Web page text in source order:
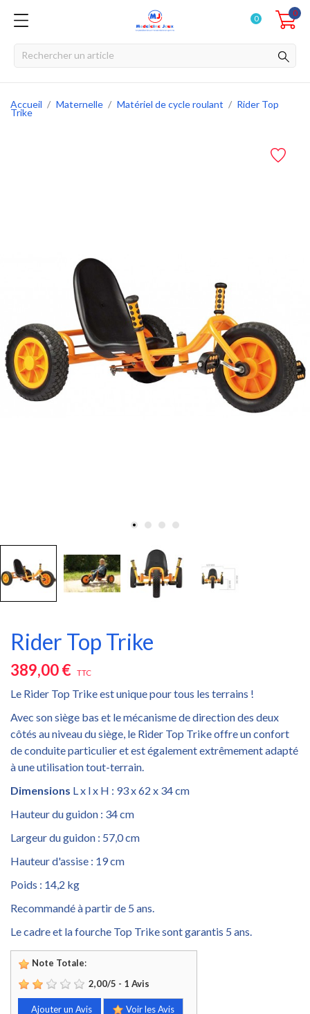
0
0
Accueil Maternelle Matériel de cycle roulant Rider Top
Trike
Rider Top Trike
389,00 € TTC
Le Rider Top Trike est unique pour tous les terrains !
Avec son siège bas et le mécanisme de direction des deux
côtés au niveau du siège, le Rider Top Trike offre un confort
de conduite particulier et est également extrêmement adapté
à une utilisation tout-terrain.
Dimensions L x l x H : 93 x 62 x 34 cm
Hauteur du guidon : 34 cm
Largeur du guidon : 57,0 cm
Hauteur d'assise : 19 cm
Poids : 14,2 kg
Recommandé à partir de 5 ans.
Le cadre et la fourche Top Trike sont garantis 5 ans.
Note Totale:
2,00/5 - 1 Avis
Ajouter un Avis Voir les Avis